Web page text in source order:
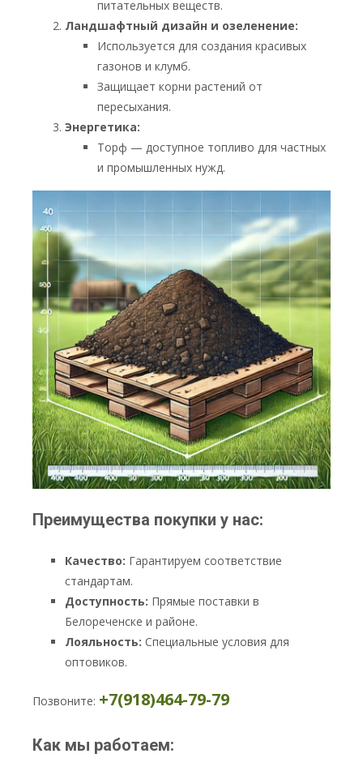
питательных веществ.
Ландшафтный дизайн и озеленение:
Используется для создания красивых
газонов и клумб.
Защищает корни растений от
пересыхания.
Энергетика:
Торф — доступное топливо для частных
и промышленных нужд.
Преимущества покупки у нас:
Качество: Гарантируем соответствие
стандартам.
Доступность: Прямые поставки в
Белореченске и районе.
Лояльность: Специальные условия для
оптовиков.
Позвоните: +7(918)464-79-79
Как мы работаем: